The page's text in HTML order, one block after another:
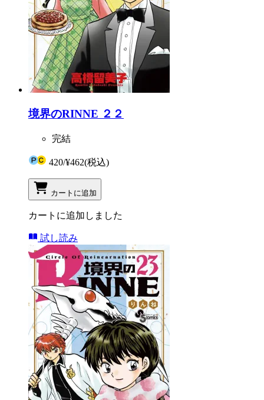
境界のRINNE ２２
完結
420/¥462(税込)
カートに追加
カートに追加しました
試し読み